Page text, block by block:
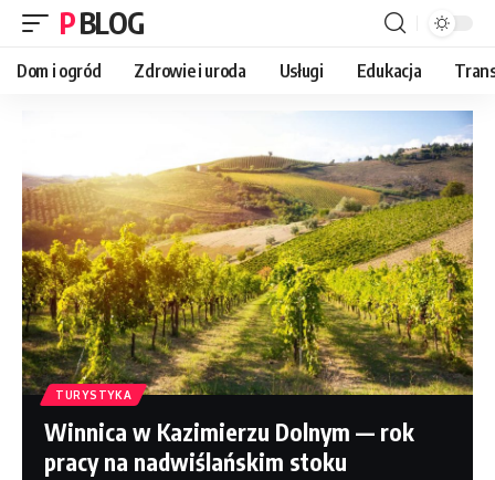
P BLOG
Dom i ogród Zdrowie i uroda Usługi Edukacja
TURYSTYKA
Winnica w Kazimierzu Dolnym — rok
pracy na nadwiślańskim stoku